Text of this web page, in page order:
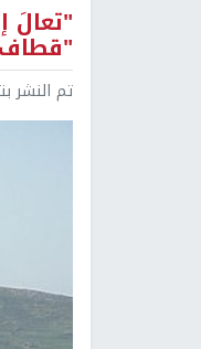
"تعالَ
تم النشر